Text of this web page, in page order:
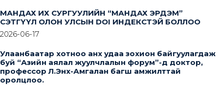
МАНДАХ ИХ СУРГУУЛИЙН “МАНДАХ ЭРДЭМ”
СЭТГҮҮЛ ОЛОН УЛСЫН DOI ИНДЕКСТЭЙ БОЛЛОО
2026-06-17
Улаанбаатар хотноо анх удаа зохион байгуулагдаж
буй “Азийн аялал жуулчлалын форум”-д доктор,
профессор Л.Энх-Амгалан багш амжилттай
оролцлоо.